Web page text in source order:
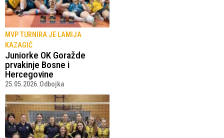
MVP TURNIRA JE LAMIJA
KAZAGIĆ
Juniorke OK Goražde
prvakinje Bosne i
Hercegovine
25.05.2026.Odbojka